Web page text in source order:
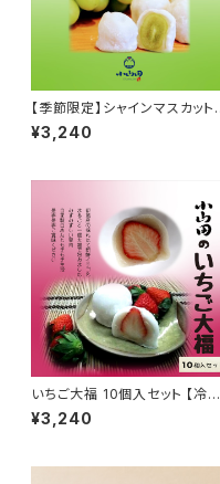
【季節限定】シャインマスカット
大福 10個入りセット【冷凍便】フ
ルーツ大福 白あん ギフト プレ
¥3,240
いちご大福 10個入セット 【冷蔵
便】フルーツ大福 採れたて みず
みずしい ギフト おもたせ 九州
¥3,240